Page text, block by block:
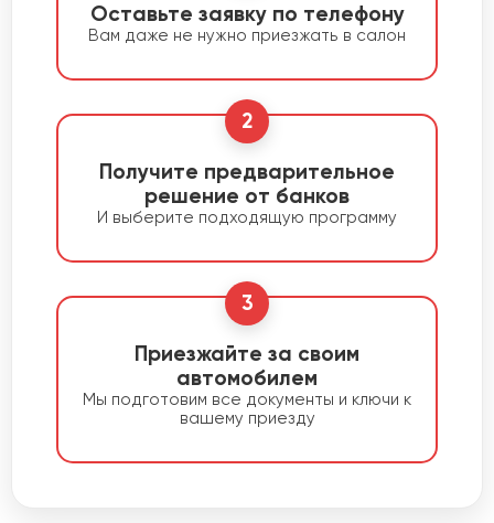
Оставьте заявку по телефону
Вам даже не нужно приезжать в салон
2
Получите предварительное
решение от банков
И выберите подходящую программу
3
Приезжайте за своим
автомобилем
Мы подготовим все документы и ключи к
вашему приезду